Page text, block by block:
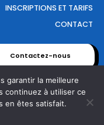
INSCRIPTIONS ET TARIFS
CONTACT
Contactez-nous
garantir la meilleure
continuez à utiliser ce
en êtes satisfait.
de l’impact